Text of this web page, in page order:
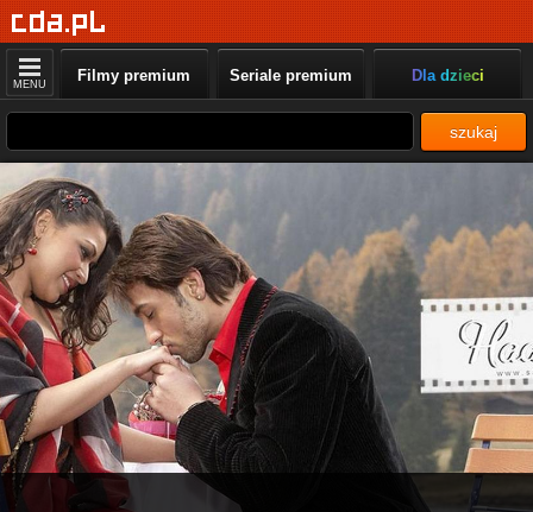
MENU Filmy premium Seriale premium Dla dzieci
szukaj